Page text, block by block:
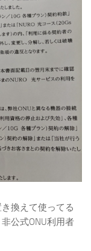
換えて使ってる
公式ONU利用者